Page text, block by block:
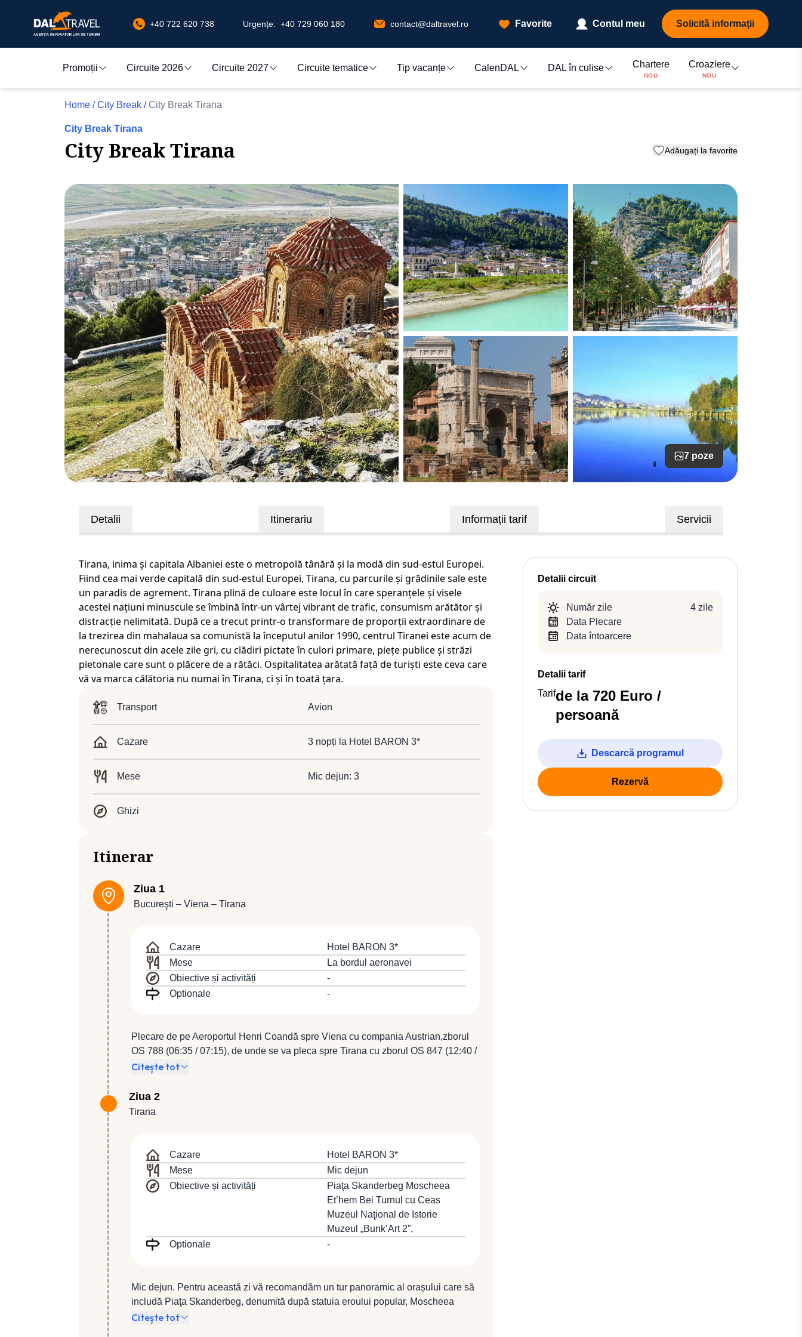
+40 722 620 738 Urgențe: +40 729 060 180 contact@daltravel.ro Favorite Contul meu Solicită informații
Promoții Circuite 2026 Circuite 2027 Circuite tematice Tip vacanțe CalenDAL DAL în culise Chartere
NOU
Croaziere
NOU
Home / City Break / City Break Tirana
City Break Tirana
City Break Tirana Adăugați la favorite
7 poze
Detalii Itinerariu Informații tarif Servicii
Tirana, inima și capitala Albaniei este o metropolă tânără și la modă din sud-estul Europei.
Fiind cea mai verde capitală din sud-estul Europei, Tirana, cu parcurile și grădinile sale este
un paradis de agrement. Tirana plină de culoare este locul în care speranțele și visele
acestei națiuni minuscule se îmbină într-un vârtej vibrant de trafic, consumism arătător și
distracție nelimitată. După ce a trecut printr-o transformare de proporții extraordinare de
la trezirea din mahalaua sa comunistă la începutul anilor 1990, centrul Tiranei este acum de
nerecunoscut din acele zile gri, cu clădiri pictate în culori primare, piețe publice și străzi
pietonale care sunt o plăcere de a rătăci. Ospitalitatea arătată față de turiști este ceva care
vă va marca călătoria nu numai în Tirana, ci și în toată țara.
Transport Avion
Cazare 3 nopți la Hotel BARON 3*
Mese Mic dejun: 3
Ghizi
Itinerar
Ziua 1
Bucureşti – Viena – Tirana
Cazare
Hotel BARON 3*
Mese
La bordul aeronavei
Obiective și activități
-
Optionale
-
Plecare de pe Aeroportul Henri Coandă spre Viena cu compania Austrian,zborul
OS 788 (06:35 / 07:15), de unde se va pleca spre Tirana cu zborul OS 847 (12:40 /
14:10). Sosire la Tirana, oraş fondat în anul 1614 şi devenit capitala Albaniei în
Adriatice, Tirana reprezintă cel mai mare oraş din Albania, fiind totodată centrul
industrial şi cultural al ţării. Cazare la Hotel BARON 3*.
Citește tot
Ziua 2
Tirana
Cazare
Hotel BARON 3*
Mese
Mic dejun
Obiective și activități
Piaţa Skanderbeg Moscheea
Et’hem Bei Turnul cu Ceas
Muzeul Naţional de Istorie
Muzeul „Bunk’Art 2”,
Optionale
-
Mic dejun. Pentru această zi vă recomandăm un tur panoramic al orașului care să
includă Piaţa Skanderbeg, denumită după statuia eroului popular, Moscheea
Et’hem Bei, una dintre cele mai vechi clădiri din Tirana, Turnul cu Ceas şi Muzeul
Citește tot
Detalii circuit
Număr zile
4 zile
Data Plecare
Data întoarcere
Detalii tarif
Tarifde la 720 Euro /
persoană
Descarcă programul
Rezervă